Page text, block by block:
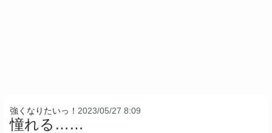
強くなりたいっ！ 2023/05/27 8:09
憧れる……